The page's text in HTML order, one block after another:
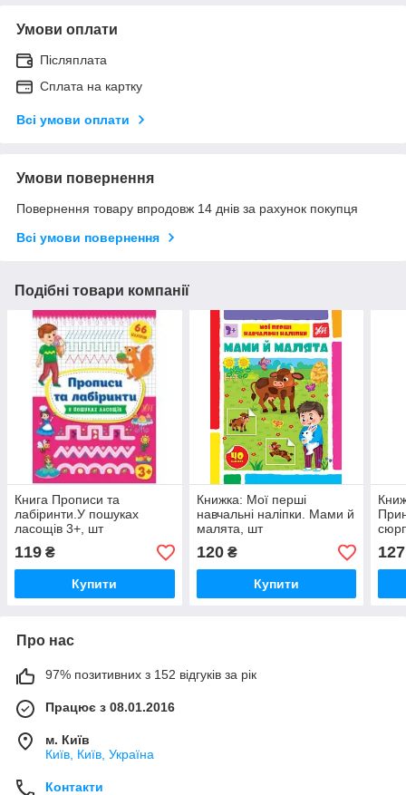
Умови оплати
Післяплата
Сплата на картку
Всі умови оплати
Умови повернення
Повернення товару впродовж 14 днів за рахунок покупця
Всі умови повернення
Подібні товари компанії
Книга Прописи та
лабіринти.У пошуках
ласощів 3+, шт
119 ₴
Купити
Книжка: Мої перші
навчальні наліпки. Мами й
малята, шт
120₴
Купити
127
Про нас
97% позитивних з 152 відгуків за рік
Працює з 08.01.2016
м. Київ
Київ, Київ, Україна
Контакти